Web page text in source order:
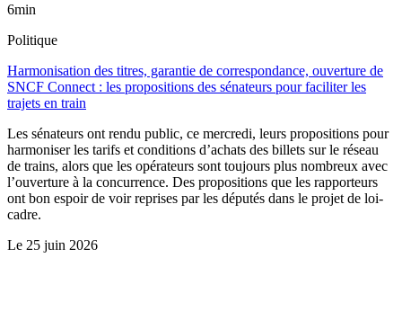
6min
Politique
Harmonisation des titres, garantie de correspondance, ouverture de
SNCF Connect : les propositions des sénateurs pour faciliter les
trajets en train
Les sénateurs ont rendu public, ce mercredi, leurs propositions pour
harmoniser les tarifs et conditions d’achats des billets sur le réseau
de trains, alors que les opérateurs sont toujours plus nombreux avec
l’ouverture à la concurrence. Des propositions que les rapporteurs
ont bon espoir de voir reprises par les députés dans le projet de loi-
cadre.
Le 25 juin 2026